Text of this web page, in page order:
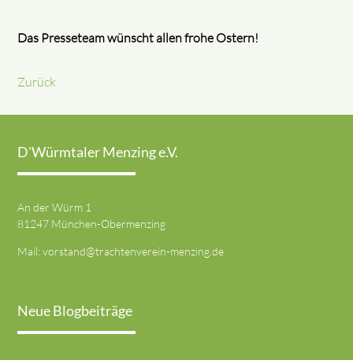
Das Presseteam wünscht allen frohe Ostern!
Zurück
D'Würmtaler Menzing e.V.
An der Würm 1
81247 München-Obermenzing
Mail:vorstand@trachtenverein-menzing.de
Neue Blogbeiträge